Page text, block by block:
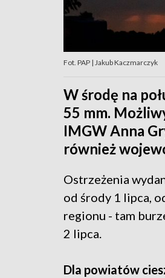
Fot. PAP | Jakub Kaczmarczyk
W środę na
55 mm.
IMGW Anna
również
Ostrzeżenia
od środy 1 lipca,
regionu - tam
2 lipca.
Dla powiatów